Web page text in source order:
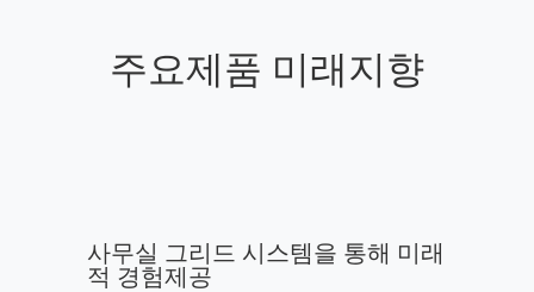
주요제품 미래지향
사무실 그리드 시스템을 통해 미래
적 경험제공